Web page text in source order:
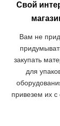
Свой
Вам не
закупать
для
привезем их с